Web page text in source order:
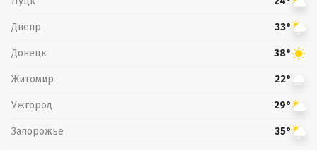
Днепр 33°
Донецк 38°
Житомир 22°
Ужгород 29°
Запорожье 35°